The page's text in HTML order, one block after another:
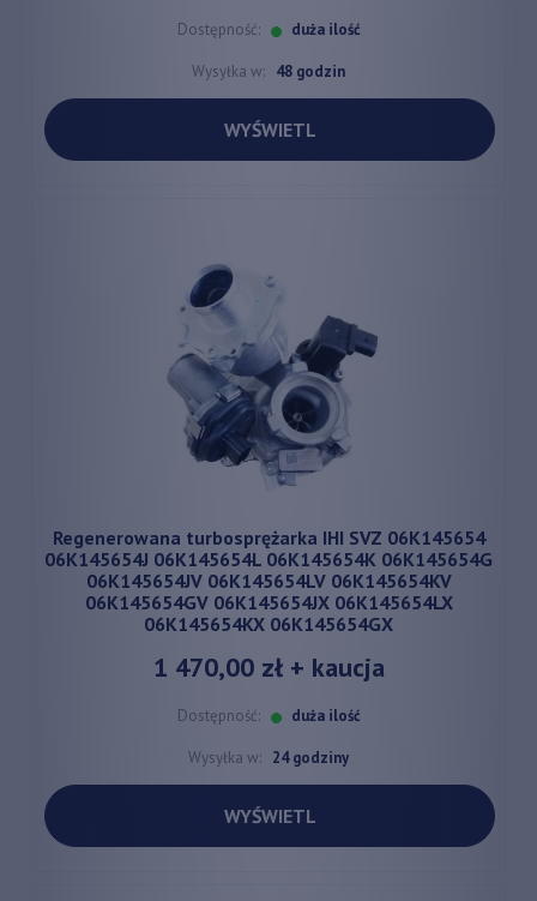
Dostępność: duża ilość
Wysyłka w: 48 godzin
WYŚWIETL
Regenerowana turbosprężarka IHI SVZ 06K145654
06K145654J 06K145654L 06K145654K 06K145654G
06K145654JV 06K145654LV 06K145654KV
06K145654GV 06K145654JX 06K145654LX
06K145654KX 06K145654GX
1 470,00 zł+ kaucja
Dostępność: duża ilość
Wysyłka w: 24 godziny
WYŚWIETL